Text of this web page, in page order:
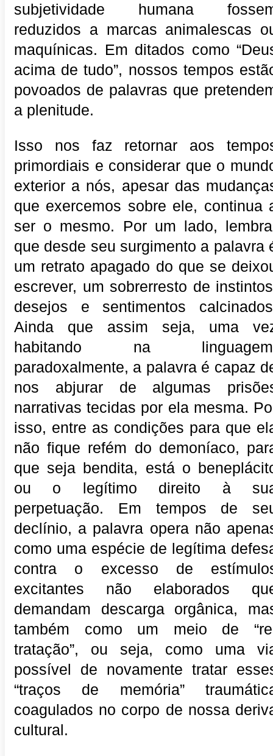
subjetividade humana
reduzidos a marcas animalescas
maquínicas. Em ditados como
acima de tudo”, nossos tempos
povoados de palavras que
a plenitude.
Isso nos faz retornar aos
primordiais e considerar que o
exterior a nós, apesar das
que exercemos sobre ele, continua
ser o mesmo. Por um lado,
que desde seu surgimento a palavra
um retrato apagado do que se
escrever, um sobrerresto de
desejos e sentimentos
Ainda que assim seja, uma
habitando na
paradoxalmente, a palavra é capaz
nos abjurar de algumas
narrativas tecidas por ela mesma.
isso, entre as condições para que
não fique refém do demoníaco,
que seja bendita, está o
ou o legítimo direito à
perpetuação. Em tempos de
declínio, a palavra opera não
como uma espécie de legítima
contra o excesso de
excitantes não elaborados
demandam descarga orgânica,
também como um meio de
tratação”, ou seja, como uma
possível de novamente tratar
“traços de memória”
coagulados no corpo de nossa
cultural.